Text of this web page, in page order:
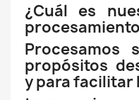
¿Cuál es
Procesamos
propósitos
y para facilitar